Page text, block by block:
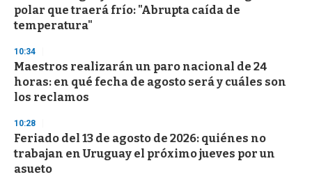
polar que traerá frío: "Abrupta caída de
temperatura"
10:34
Maestros realizarán un paro nacional de 24
horas: en qué fecha de agosto será y cuáles son
los reclamos
10:28
Feriado del 13 de agosto de 2026: quiénes no
trabajan en Uruguay el próximo jueves por un
asueto